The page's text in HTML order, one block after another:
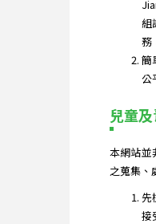
組
務
簡
公
兒童
本網站並
之蒐集、
先
接